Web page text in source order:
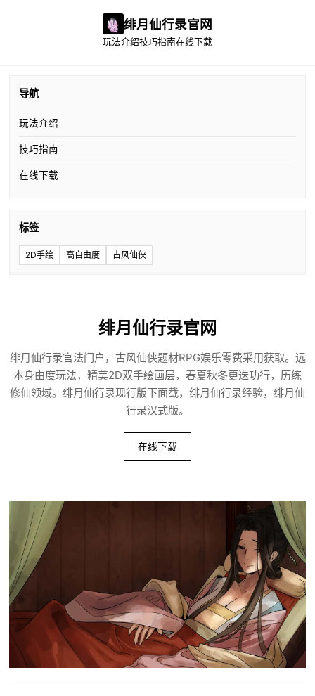
绯月仙行录官网
玩法介绍技巧指南在线下载
导航
玩法介绍
技巧指南
在线下载
标签
2D手绘 高自由度 古风仙侠
绯月仙行录官网
绯月仙行录官法门户，古风仙侠题材RPG娱乐零费采用获取。远
本身由度玩法，精美2D双手绘画层，春夏秋冬更迭功行，历练
修仙领域。绯月仙行录现行版下面载，绯月仙行录经验，绯月仙
行录汉式版。
在线下载